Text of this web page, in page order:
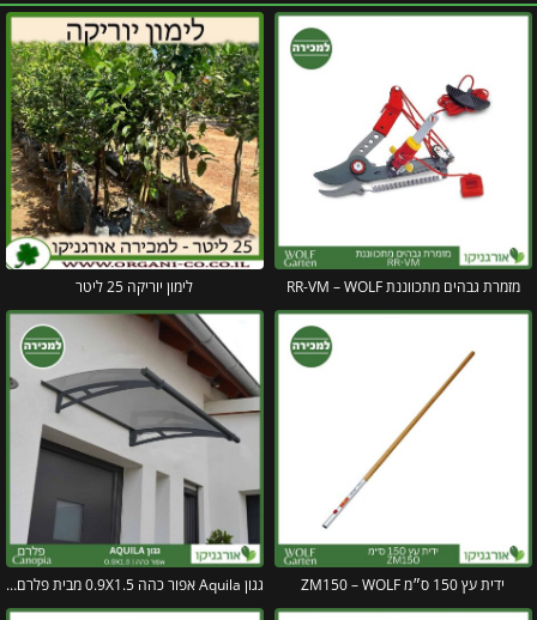
מזמרת גבהים מתכווננת RR-VM – WOLF לימון יוריקה 25 ליטר
ידית עץ 150 ס״מ ZM150 – WOLF גגון Aquila אפור כהה 0.9X1.5 מבית פלרם – Canopia